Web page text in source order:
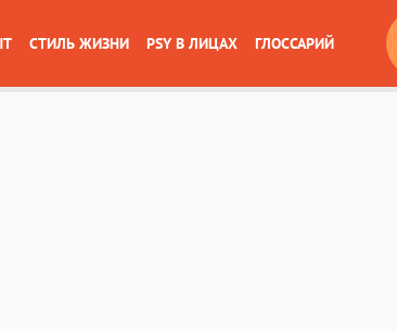
СТИЛЬ ЖИЗНИ PSY В ЛИЦАХ ГЛОССАРИЙ